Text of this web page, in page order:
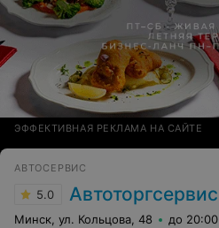
ЭФФЕКТИВНАЯ РЕКЛАМА НА САЙТЕ
АВТОСЕРВИС
5.0 Автоторгсервис
Минск, ул. Кольцова, 48 до 20:00